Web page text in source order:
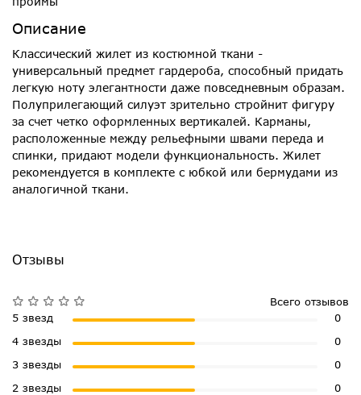
Описание
Классический жилет из костюмной ткани -
универсальный предмет гардероба, способный придать
легкую ноту элегантности даже повседневным образам.
Полуприлегающий силуэт зрительно стройнит фигуру
за счет четко оформленных вертикалей. Карманы,
расположенные между рельефными швами переда и
спинки, придают модели функциональность. Жилет
рекомендуется в комплекте с юбкой или бермудами из
аналогичной ткани.
Отзывы
Всего отзывов
5 звезд
0
4 звезды
0
3 звезды
0
2 звезды
0